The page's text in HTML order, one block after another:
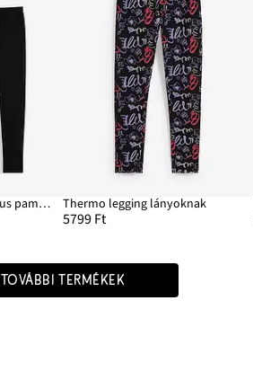
Thermo legging elasztikus pamut keverékből (3 db-os csomag) Thermo legging lányoknak
5799 Ft
TOVÁBBI TERMÉKEK